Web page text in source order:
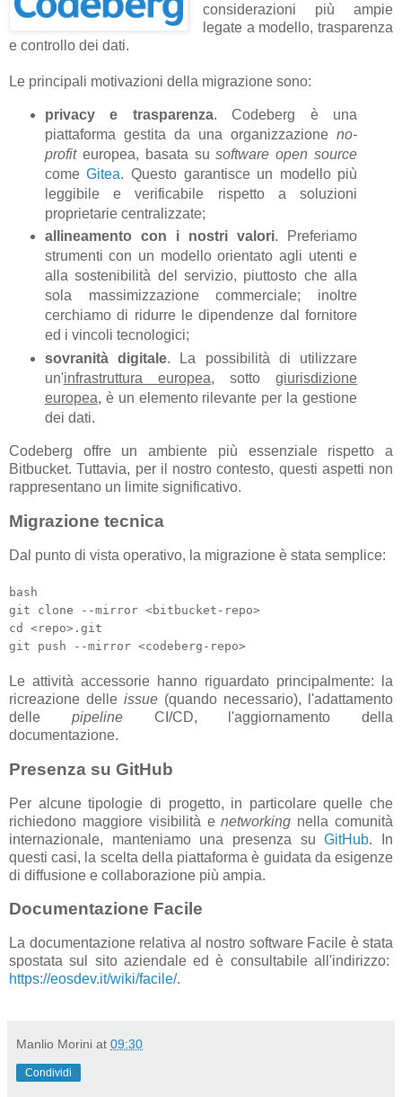
considerazioni più ampie
legate a modello, trasparenza
e controllo dei dati.
Le principali motivazioni della migrazione sono:
privacy e trasparenza. Codeberg è una
piattaforma gestita da una organizzazioneno-
profiteuropea, basata susoftware open source
comeGitea. Questo garantisce un modello più
leggibile e verificabile rispetto a soluzioni
proprietarie centralizzate;
allineamento con i nostri valori. Preferiamo
strumenti con un modello orientato agli utenti e
alla sostenibilità del servizio, piuttosto che alla
sola massimizzazione commerciale; inoltre
cerchiamo di ridurre le dipendenze dal fornitore
ed i vincoli tecnologici;
sovranità digitale. La possibilità di utilizzare
un'infrastruttura europea, sottogiurisdizione
europea, è un elemento rilevante per la gestione
dei dati.
Codeberg offre un ambiente più essenziale rispetto a
Bitbucket. Tuttavia, per il nostro contesto, questi aspetti non
rappresentano un limite significativo.
Migrazione tecnica
Dal punto di vista operativo, la migrazione è stata semplice:
bash
git clone --mirror <bitbucket-repo>
cd <repo>.git
git push --mirror <codeberg-repo>
Le attività accessorie hanno riguardato principalmente: la
ricreazione delle issue (quando necessario), l'adattamento
delle pipelineCI/CD, l'aggiornamento della
documentazione.
Presenza su GitHub
Per alcune tipologie di progetto, in particolare quelle che
richiedono maggiore visibilità enetworking nella comunità
internazionale, manteniamo una presenza suGitHub. In
questi casi, la scelta della piattaforma è guidata da esigenze
di diffusione e collaborazione più ampia.
Documentazione Facile
La documentazione relativa al nostro software Facile è stata
spostata sul sito aziendale ed è consultabile all'indirizzo:
https://eosdev.it/wiki/facile/.
Manlio Morini at 09:30
Condividi